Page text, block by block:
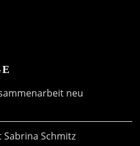
neu
Sabrina Schmitz